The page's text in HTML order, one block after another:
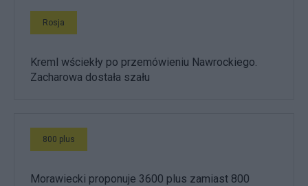
Rosja
Kreml wściekły po przemówieniu Nawrockiego.
Zacharowa dostała szału
800 plus
Morawiecki proponuje 3600 plus zamiast 800